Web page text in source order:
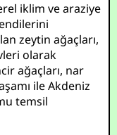
iklim ve araziye
zeytin ağaçları,
olarak
ağaçları, nar
ile Akdeniz
temsil